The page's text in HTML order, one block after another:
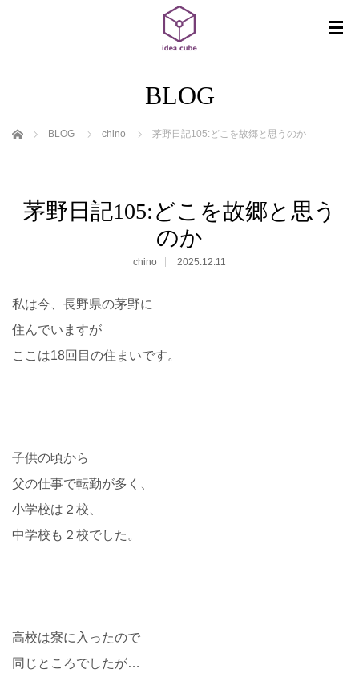
BLOG
ホーム BLOG chino 茅野日記105:どこを故郷と思うのか
茅野日記105:どこを故郷と思う
のか
chino 2025.12.11
私は今、長野県の茅野に
住んでいますが
ここは18回目の住まいです。
子供の頃から
父の仕事で転勤が多く、
小学校は２校、
中学校も２校でした。
高校は寮に入ったので
同じところでしたが…